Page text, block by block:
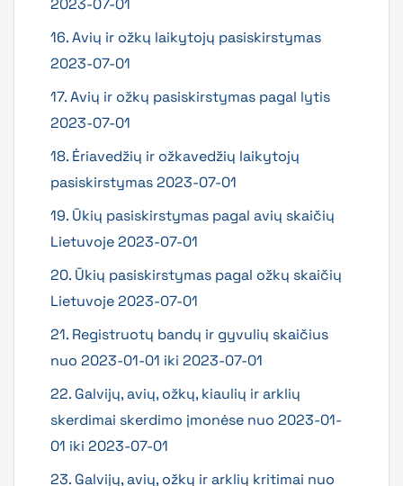
2023-07-01
16. Avių ir ožkų laikytojų pasiskirstymas
2023-07-01
17. Avių ir ožkų pasiskirstymas pagal lytis
2023-07-01
18. Ėriavedžių ir ožkavedžių laikytojų
pasiskirstymas 2023-07-01
19. Ūkių pasiskirstymas pagal avių skaičių
Lietuvoje 2023-07-01
20. Ūkių pasiskirstymas pagal ožkų skaičių
Lietuvoje 2023-07-01
21. Registruotų bandų ir gyvulių skaičius
nuo 2023-01-01 iki 2023-07-01
22. Galvijų, avių, ožkų, kiaulių ir arklių
skerdimai skerdimo įmonėse nuo 2023-01-
01 iki 2023-07-01
23. Galvijų, avių, ožkų ir arklių kritimai nuo